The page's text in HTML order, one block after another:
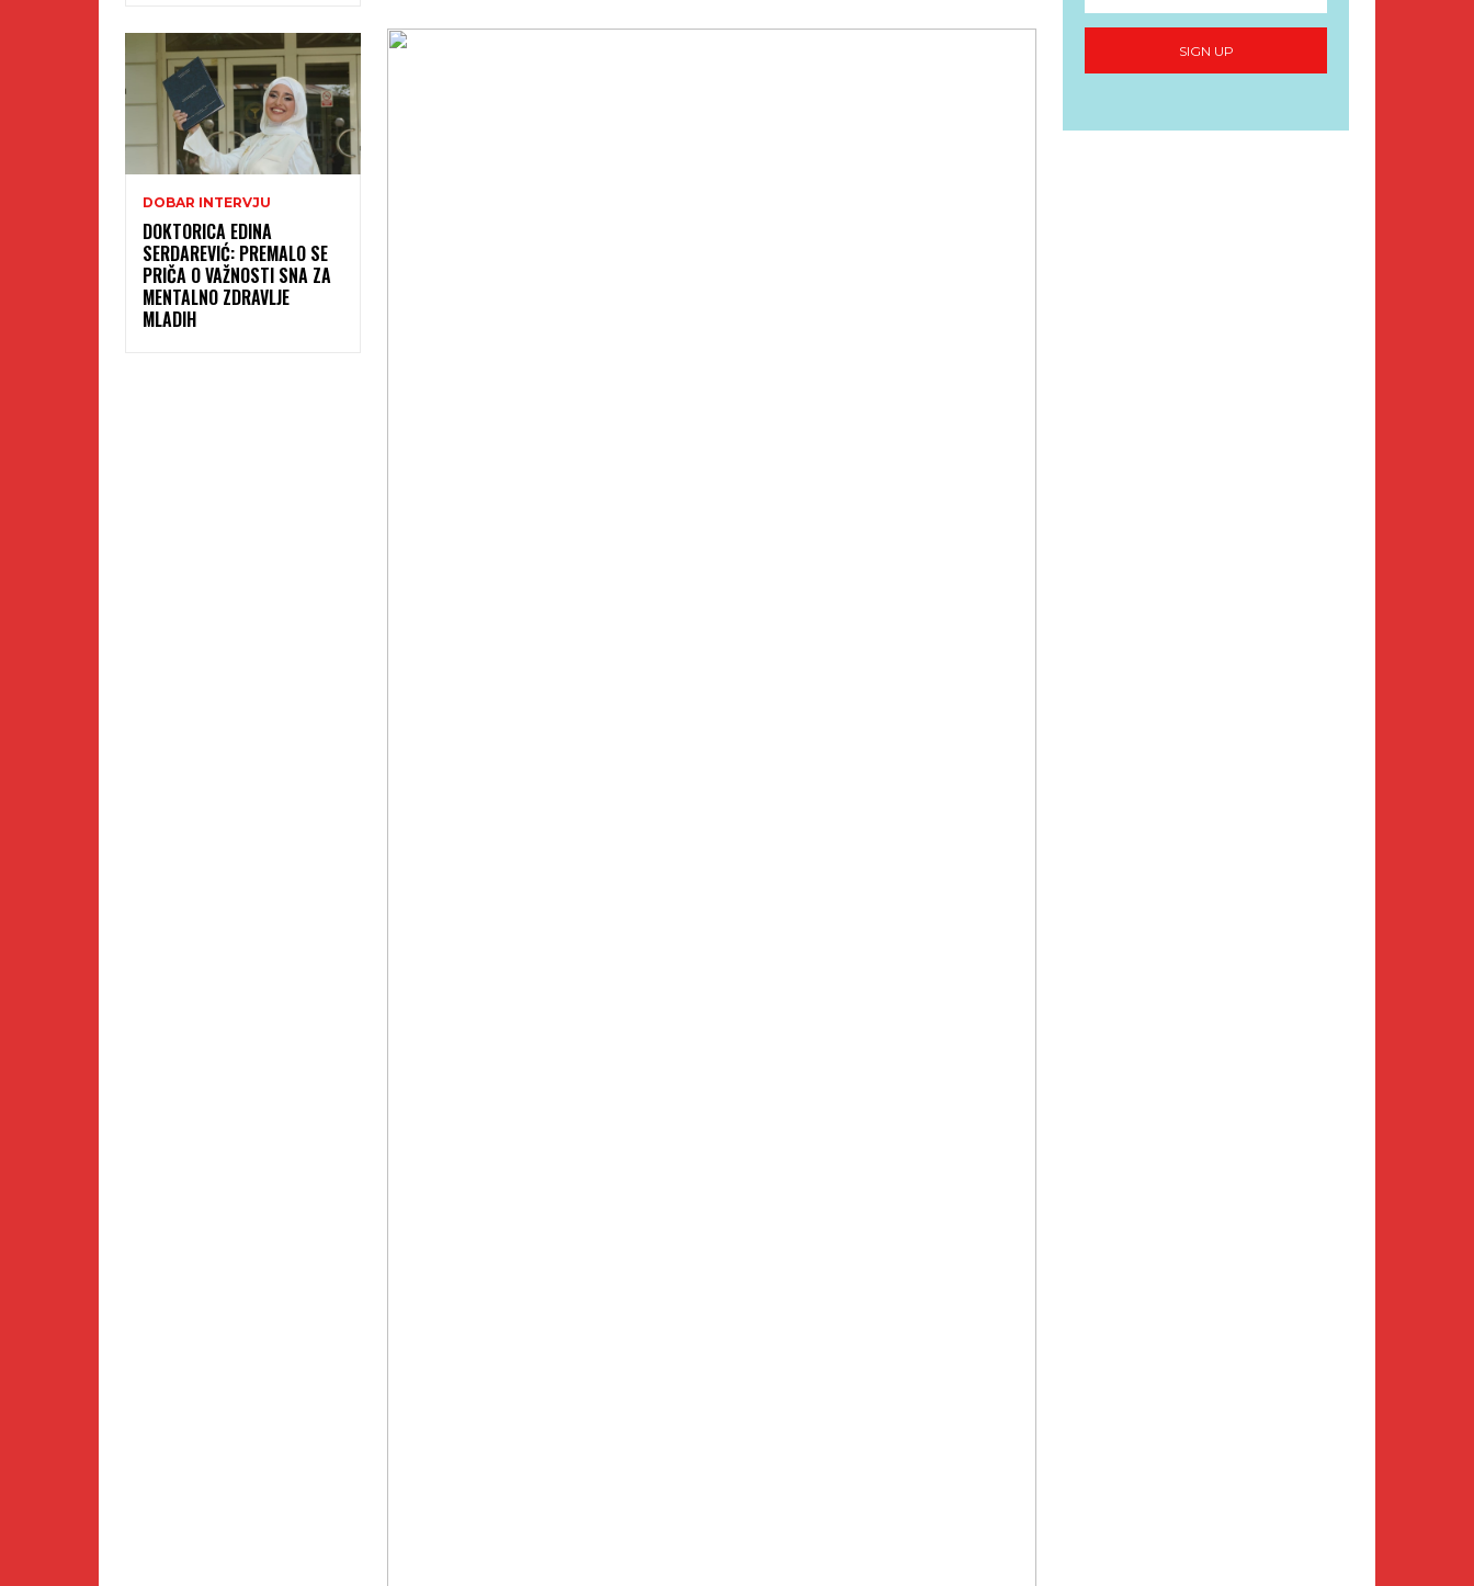
DOBAR INTERVJU
DOKTORICA EDINA
SERDAREVIĆ: PREMALO SE
PRIČA O VAŽNOSTI SNA ZA
MENTALNO ZDRAVLJE
MLADIH
SIGN UP